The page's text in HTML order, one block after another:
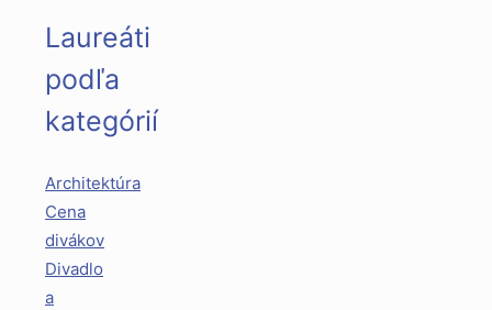
Laureáti
podľa
kategórií
Architektúra
Cena
divákov
Divadlo
a